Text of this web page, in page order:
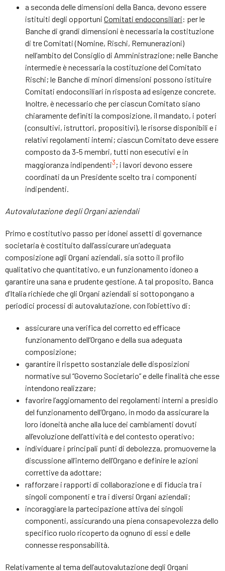
a seconda delle dimensioni della Banca, devono essere
istituiti degli opportuni Comitati endoconsiliari: per le
Banche di grandi dimensioni è necessaria la costituzione
di tre Comitati (Nomine, Rischi, Remunerazioni)
nell’ambito del Consiglio di Amministrazione; nelle Banche
intermedie è necessaria la costituzione del Comitato
Rischi; le Banche di minori dimensioni possono istituire
Comitati endoconsiliari in risposta ad esigenze concrete.
Inoltre, è necessario che per ciascun Comitato siano
chiaramente definiti la composizione, il mandato, i poteri
(consultivi, istruttori, propositivi), le risorse disponibili e i
relativi regolamenti interni; ciascun Comitato deve essere
composto da 3-5 membri, tutti non esecutivi e in
maggioranza indipendenti3; i lavori devono essere
coordinati da un Presidente scelto tra i componenti
indipendenti.
Autovalutazione degli Organiaziendali
Primo e costitutivo passo per idonei assetti di governance
societaria è costituito dall’assicurare un’adeguata
composizione agli Organi aziendali, sia sotto il profilo
qualitativo che quantitativo, e un funzionamento idoneo a
garantire una sana e prudente gestione. A tal proposito, Banca
d’Italia richiede che gli Organi aziendali si sottopongano a
periodici processi di autovalutazione, con l’obiettivo di:
assicurare una verifica del corretto ed efficace
funzionamento dell’Organo e della sua adeguata
composizione;
garantire il rispetto sostanziale delle disposizioni
normative sul “Governo Societario” e delle finalità che esse
intendono realizzare;
favorire l’aggiornamento dei regolamenti interni a presidio
del funzionamento dell’Organo, in modo da assicurare la
loro idoneità anche alla luce dei cambiamenti dovuti
all’evoluzione dell’attività e del contesto operativo;
individuare i principali punti di debolezza, promuoverne la
discussione all’interno dell’Organo e definire le azioni
correttive da adottare;
rafforzare i rapporti di collaborazione e di fiducia tra i
singoli componenti e tra i diversi Organi aziendali;
incoraggiare la partecipazione attiva dei singoli
componenti, assicurando una piena consapevolezza dello
specifico ruolo ricoperto da ognuno di essi e delle
connesse responsabilità.
Relativamente al tema dell’autovalutazione degli Organi